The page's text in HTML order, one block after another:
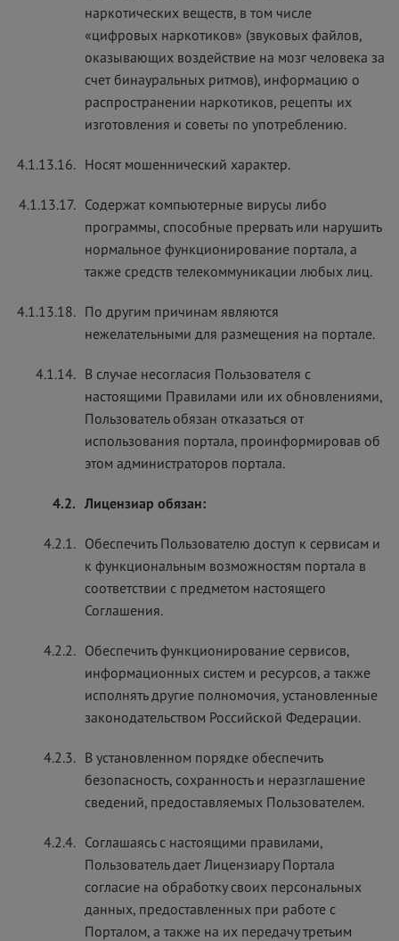
наркотических веществ, в том числе
«цифровых наркотиков» (звуковых файлов,
оказывающих воздействие на мозг человека за
счет бинауральных ритмов), информацию о
распространении наркотиков, рецепты их
изготовления и советы по употреблению.
4.1.13.16. Носят мошеннический характер.
4.1.13.17. Содержат компьютерные вирусы либо
программы, способные прервать или нарушить
нормальное функционирование портала, а
также средств телекоммуникации любых лиц.
4.1.13.18. По другим причинам являются
нежелательными для размещения на портале.
4.1.14. В случае несогласия Пользователя с
настоящими Правилами или их обновлениями,
Пользователь обязан отказаться от
использования портала, проинформировав об
этом администраторов портала.
4.2. Лицензиар обязан:
4.2.1. Обеспечить Пользователю доступ к сервисам и
к функциональным возможностям портала в
соответствии с предметом настоящего
Соглашения.
4.2.2. Обеспечить функционирование сервисов,
информационных систем и ресурсов, а также
исполнять другие полномочия, установленные
законодательством Российской Федерации.
4.2.3. В установленном порядке обеспечить
безопасность, сохранность и неразглашение
сведений, предоставляемых Пользователем.
4.2.4. Соглашаясь с настоящими правилами,
Пользователь дает Лицензиару Портала
согласие на обработку своих персональных
данных, предоставленных при работе с
Порталом, а также на их передачу третьим